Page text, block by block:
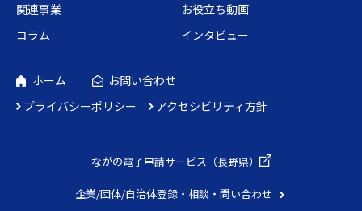
関連事業
お役立ち動画
コラム
インタビュー
ホーム
お問い合わせ
プライバシーポリシー
アクセシビリティ方針
ながの電子申請サービス（長野県）
企業/団体/自治体登録・相談・問い合わせ